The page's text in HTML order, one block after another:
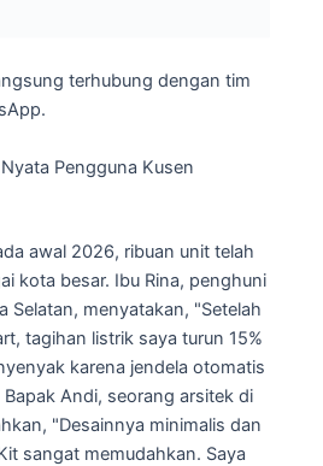
terhubung dengan tim
Pengguna Kusen
awal 2026, ribuan unit telah
kota besar. Ibu Rina, penghuni
Selatan, menyatakan, "Setelah
tagihan listrik saya turun 15%
karena jendela otomatis
Andi, seorang arsitek di
"Desainnya minimalis dan
sangat memudahkan. Saya